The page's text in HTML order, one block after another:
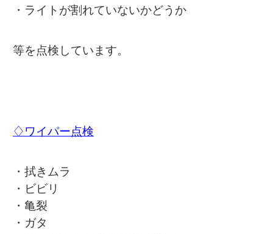
・ライトが割れていないかどうか
等を点検しています。
♢ワイパー点検
・拭きムラ
・ビビリ
・亀裂
・ガタ